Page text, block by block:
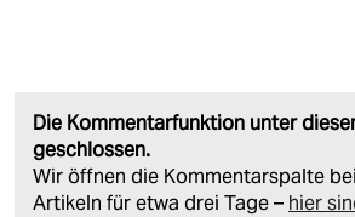
Die Kommentarfunktion unter
geschlossen.
Wir öffnen die Kommentarspalte
Artikeln für etwa drei Tage – hier